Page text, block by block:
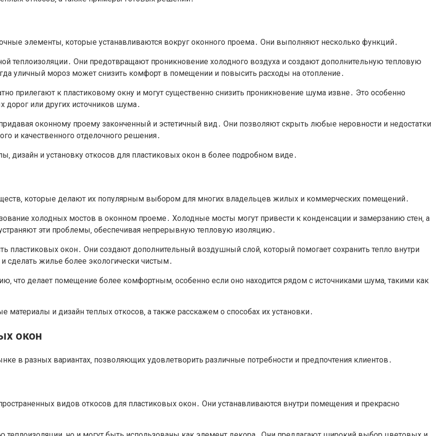
элементы‚ которые устанавливаются вокруг оконного проема․ Они выполняют несколько функций․
теплоизоляции․ Они предотвращают проникновение холодного воздуха и создают дополнительную тепловую
уличный мороз может снизить комфорт в помещении и повысить расходы на отопление․
прилегают к пластиковому окну и могут существенно снизить проникновение шума извне․ Это особенно
дорог или других источников шума․
оконному проему законченный и эстетичный вид․ Они позволяют скрыть любые неровности и недостатки
и качественного отделочного решения․
дизайн и установку откосов для пластиковых окон в более подробном виде․
которые делают их популярным выбором для многих владельцев жилых и коммерческих помещений․
холодных мостов в оконном проеме․ Холодные мосты могут привести к конденсации и замерзанию стен‚ а
эти проблемы‚ обеспечивая непрерывную тепловую изоляцию․
пластиковых окон․ Они создают дополнительный воздушный слой‚ который помогает сохранить тепло внутри
сделать жилье более экологически чистым․
что делает помещение более комфортным‚ особенно если оно находится рядом с источниками шума‚ такими как
и дизайн теплых откосов‚ а также расскажем о способах их установки․
окон
в разных вариантах‚ позволяющих удовлетворить различные потребности и предпочтения клиентов․
видов откосов для пластиковых окон․ Они устанавливаются внутри помещения и прекрасно